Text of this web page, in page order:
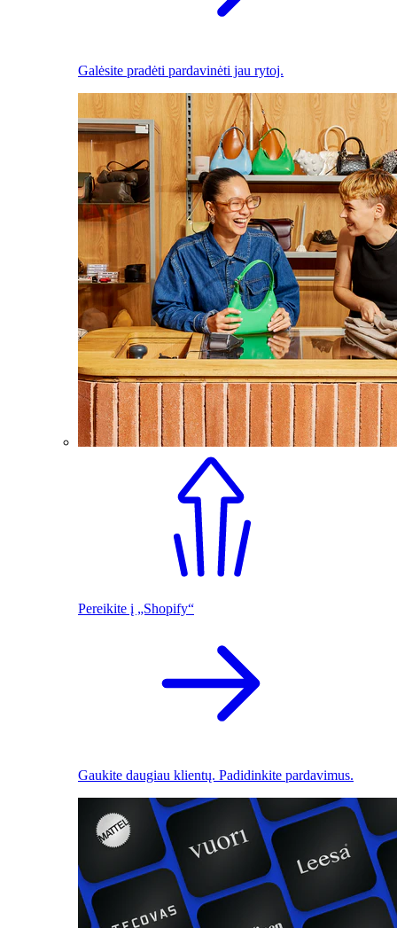
Galėsite pradėti pardavinėti jau rytoj.
Pereikite į „Shopify“
Gaukite daugiau klientų. Padidinkite pardavimus.